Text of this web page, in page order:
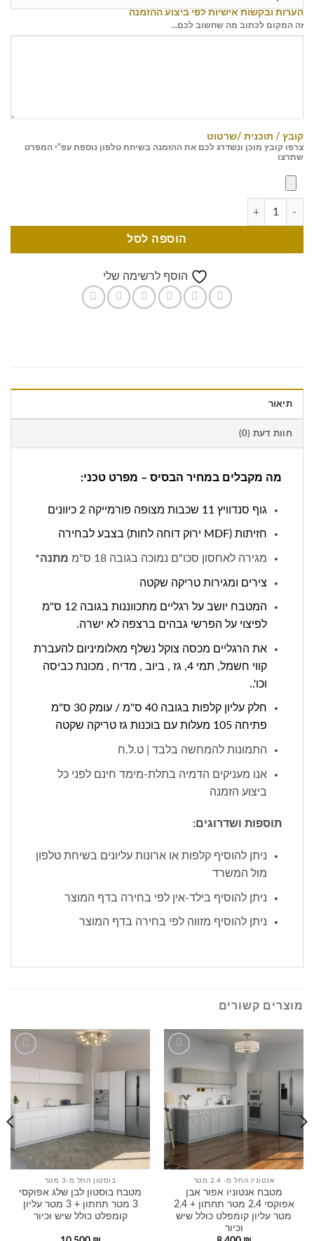
הערות ובקשות אישיות לפי ביצוע ההזמנה
זה המקום לכתוב מה שחשוב לכם...
קובץ / תוכנית /שרטוט
צרפו קובץ מוכן ונשדרג לכם את ההזמנה בשיחת טלפון נוספת עפ"י המפרט
שתרצו
הוספה לסל
הוסף לרשימה שלי
תיאור
חוות דעת (0)
מה מקבלים במחיר הבסיס – מפרט טכני:
גוף סנדוויץ 11 שכבות מצופה פורמייקה 2 כיוונים
חזיתות (MDF ירוק דוחה לחות) בצבע לבחירה
מגירה לאחסון סכו"ם נמוכה בגובה 18 ס"מ מתנה*
צירים ומגירות טריקה שקטה
המטבח יושב על רגליים מתכווננות בגובה 12 ס"מ
לפיצוי על הפרשי גבהים ברצפה לא ישרה.
את הרגליים מכסה צוקל נשלף מאלומיניום להעברת
קווי חשמל, תמי 4, גז , ביוב , מדיח , מכונת כביסה
וכו'..
חלק עליון קלפות בגובה 40 ס"מ / עומק 30 ס"מ
פתיחה 105 מעלות עם בוכנות גז טריקה שקטה
התמונות להמחשה בלבד | ט.ל.ח
אנו מעניקים הדמיה בתלת-מימד חינם לפני כל
ביצוע הזמנה
תוספות ושדרוגים:
ניתן להוסיף קלפות או ארונות עליונים בשיחת טלפון
מול המשרד
ניתן להוסיף בילד-אין לפי בחירה בדף המוצר
ניתן להוסיף מזווה לפי בחירה בדף המוצר
מוצרים קשורים
שלי
אנטוניו החל מ- 2.4 מטר
מטבח אנטוניו אפור אבן
אפוקסי 2.4 מטר תחתון + 2.4
מטר עליון קומפלט כולל שיש
וכיור
הוסף
שלי
בוסטון החל מ-3 מטר
מטבח בוסטון לבן שלג אפוקסי
3 מטר תחתון + 3 מטר עליון
קומפלט כולל שיש וכיור